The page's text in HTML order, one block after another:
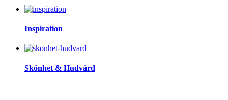
Inspiration
Skönhet & Hudvård